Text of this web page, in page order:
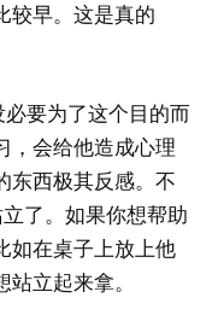
较早。这是真的
要为了这个目的而
，会给他造成心理
东西极其反感。不
了。如果你想帮助
如在桌子上放上他
立起来拿。